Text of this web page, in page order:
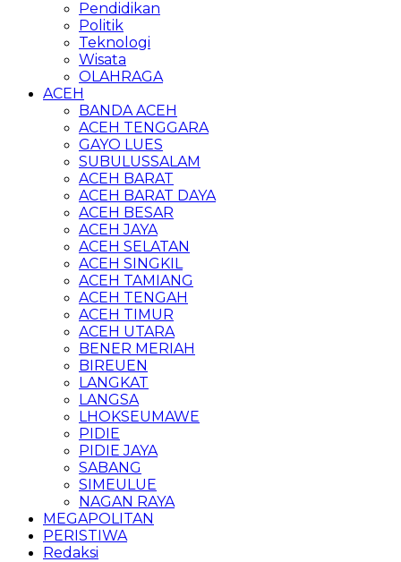
Pendidikan
Politik
Teknologi
Wisata
OLAHRAGA
ACEH
BANDA ACEH
ACEH TENGGARA
GAYO LUES
SUBULUSSALAM
ACEH BARAT
ACEH BARAT DAYA
ACEH BESAR
ACEH JAYA
ACEH SELATAN
ACEH SINGKIL
ACEH TAMIANG
ACEH TENGAH
ACEH TIMUR
ACEH UTARA
BENER MERIAH
BIREUEN
LANGKAT
LANGSA
LHOKSEUMAWE
PIDIE
PIDIE JAYA
SABANG
SIMEULUE
NAGAN RAYA
MEGAPOLITAN
PERISTIWA
Redaksi